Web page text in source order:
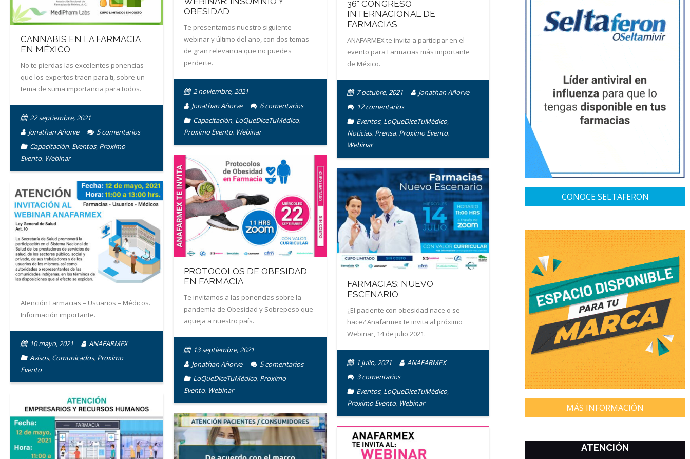
OBESIDAD
Te presentamos nuestro siguiente
webinar y último del año, con dos temas
de gran relevancia que no puedes
perderte.
2 noviembre, 2021
Jonathan Añorve
6 comentarios
Capacitación, LoQueDiceTuMédico,
Proximo Evento, Webinar
36° CONGRESO
INTERNACIONAL DE
FARMACIAS
ANAFARMEX te invita a participar en el
evento para Farmacias más importante
de México.
7 octubre, 2021
Jonathan Añorve
12 comentarios
Eventos, LoQueDiceTuMédico,
Noticias, Prensa, Proximo Evento,
Webinar
CANNABIS EN LA FARMACIA
EN MÉXICO
No te pierdas las excelentes ponencias
que los expertos traen para ti, sobre un
tema de suma importancia para todos.
22 septiembre, 2021
Jonathan Añorve
5 comentarios
Capacitación, Eventos, Proximo
Evento, Webinar
PROTOCOLOS DE OBESIDAD
EN FARMACIA
Te invitamos a las ponencias sobre la
pandemia de Obesidad y Sobrepeso que
aqueja a nuestro país.
13 septiembre, 2021
Jonathan Añorve
5 comentarios
LoQueDiceTuMédico, Proximo
Evento, Webinar
FARMACIAS: NUEVO
ESCENARIO
¿El paciente con obesidad nace o se
hace? Anafarmex te invita al próximo
Webinar, 14 de julio 2021.
1 julio, 2021
ANAFARMEX
3 comentarios
Eventos, LoQueDiceTuMédico,
Proximo Evento, Webinar
Atención Farmacias – Usuarios – Médicos.
Información importante.
10 mayo, 2021
ANAFARMEX
Avisos, Comunicados, Proximo
Evento
CONOCE SELTAFERON
MÁS INFORMACIÓN
ATENCIÓN